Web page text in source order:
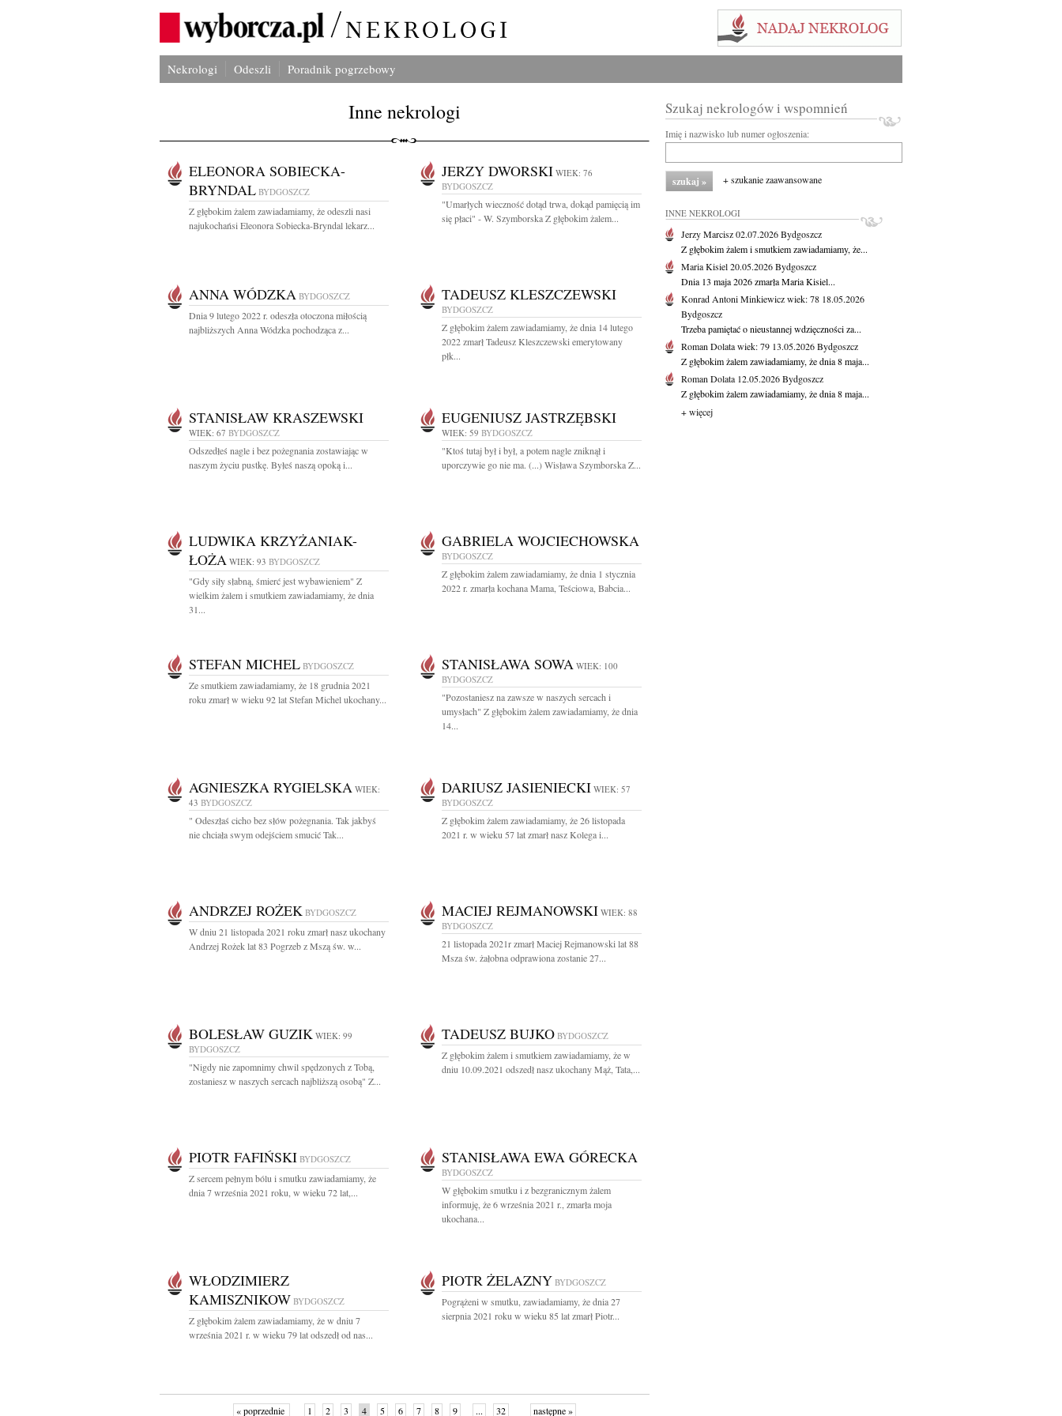
Nekrologi Odeszli Poradnik pogrzebowy
Inne nekrologi
ELEONORA SOBIECKA-
BRYNDAL BYDGOSZCZ
Z głębokim żalem zawiadamiamy, że odeszli nasi
najukochańsi Eleonora Sobiecka-Bryndal lekarz...
JERZY DWORSKI WIEK: 76
BYDGOSZCZ
"Umarłych wieczność dotąd trwa, dokąd pamięcią im
się płaci" - W. Szymborska Z głębokim żalem...
ANNA WÓDZKA BYDGOSZCZ
Dnia 9 lutego 2022 r. odeszła otoczona miłością
najbliższych Anna Wódzka pochodząca z...
TADEUSZ KLESZCZEWSKI
BYDGOSZCZ
Z głębokim żalem zawiadamiamy, że dnia 14 lutego
2022 zmarł Tadeusz Kleszczewski emerytowany
płk...
STANISŁAW KRASZEWSKI
WIEK: 67 BYDGOSZCZ
Odszedłeś nagle i bez pożegnania zostawiając w
naszym życiu pustkę. Byłeś naszą opoką i...
EUGENIUSZ JASTRZĘBSKI
WIEK: 59 BYDGOSZCZ
"Ktoś tutaj był i był, a potem nagle zniknął i
uporczywie go nie ma. (...) Wisława Szymborska Z...
LUDWIKA KRZYŻANIAK-
ŁOŻA WIEK: 93 BYDGOSZCZ
"Gdy siły słabną, śmierć jest wybawieniem" Z
wielkim żalem i smutkiem zawiadamiamy, że dnia
31...
GABRIELA WOJCIECHOWSKA
BYDGOSZCZ
Z głębokim żalem zawiadamiamy, że dnia 1 stycznia
2022 r. zmarła kochana Mama, Teściowa, Babcia...
STEFAN MICHEL BYDGOSZCZ
Ze smutkiem zawiadamiamy, że 18 grudnia 2021
roku zmarł w wieku 92 lat Stefan Michel ukochany...
STANISŁAWA SOWA WIEK: 100
BYDGOSZCZ
"Pozostaniesz na zawsze w naszych sercach i
umysłach" Z głębokim żalem zawiadamiamy, że dnia
14...
AGNIESZKA RYGIELSKA WIEK:
43 BYDGOSZCZ
" Odeszłaś cicho bez słów pożegnania. Tak jakbyś
nie chciała swym odejściem smucić Tak...
DARIUSZ JASIENIECKI WIEK: 57
BYDGOSZCZ
Z głębokim żalem zawiadamiamy, że 26 listopada
2021 r. w wieku 57 lat zmarł nasz Kolega i...
ANDRZEJ ROŻEK BYDGOSZCZ
W dniu 21 listopada 2021 roku zmarł nasz ukochany
Andrzej Rożek lat 83 Pogrzeb z Mszą św. w...
MACIEJ REJMANOWSKI WIEK: 88
BYDGOSZCZ
21 listopada 2021r zmarł Maciej Rejmanowski lat 88
Msza św. żałobna odprawiona zostanie 27...
BOLESŁAW GUZIK WIEK: 99
BYDGOSZCZ
"Nigdy nie zapomnimy chwil spędzonych z Tobą,
zostaniesz w naszych sercach najbliższą osobą" Z...
TADEUSZ BUJKO BYDGOSZCZ
Z głębokim żalem i smutkiem zawiadamiamy, że w
dniu 10.09.2021 odszedł nasz ukochany Mąż, Tata,...
PIOTR FAFIŃSKI BYDGOSZCZ
Z sercem pełnym bólu i smutku zawiadamiamy, że
dnia 7 września 2021 roku, w wieku 72 lat,...
STANISŁAWA EWA GÓRECKA
BYDGOSZCZ
W głębokim smutku i z bezgranicznym żalem
informuję, że 6 września 2021 r., zmarła moja
ukochana...
WŁODZIMIERZ
KAMISZNIKOW BYDGOSZCZ
Z głębokim żalem zawiadamiamy, że w dniu 7
września 2021 r. w wieku 79 lat odszedł od nas...
PIOTR ŻELAZNY BYDGOSZCZ
Pogrążeni w smutku, zawiadamiamy, że dnia 27
sierpnia 2021 roku w wieku 85 lat zmarł Piotr...
« poprzednie 1 2 3 4 5 6 7 8 9 ... 32 następne »
Szukaj nekrologów i wspomnień
Imię i nazwisko lub numer ogłoszenia:
+ szukanie zaawansowane
INNE NEKROLOGI
Jerzy Marcisz02.07.2026Bydgoszcz
Z głębokim żalem i smutkiem zawiadamiamy, że...
Maria Kisiel20.05.2026Bydgoszcz
Dnia 13 maja 2026 zmarła Maria Kisiel...
Konrad Antoni Minkiewiczwiek: 78 18.05.2026
Bydgoszcz
Trzeba pamiętać o nieustannej wdzięczności za...
Roman Dolatawiek: 79 13.05.2026Bydgoszcz
Z głębokim żalem zawiadamiamy, że dnia 8 maja...
Roman Dolata 12.05.2026Bydgoszcz
Z głębokim żalem zawiadamiamy, że dnia 8 maja...
+ więcej